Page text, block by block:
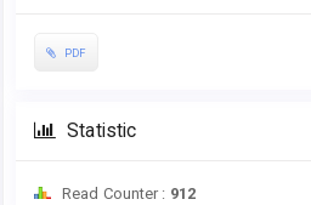
PDF
Statistic
Read Counter : 912